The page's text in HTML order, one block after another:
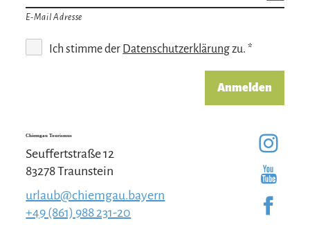
E-Mail Adresse
Ich stimme der Datenschutzerklärungzu. *
Anmelden
Chiemgau Tourismus
Seuffertstraße 12
83278 Traunstein
urlaub@chiemgau.bayern
+49 (861) 988 231-20